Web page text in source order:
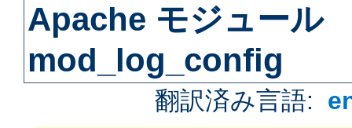
Apache モジュール
mod_log_config
翻訳済み言語: